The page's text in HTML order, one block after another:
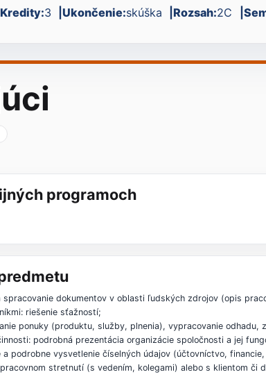
Kredity:3 Ukončenie:skúška Rozsah:2C
programoch
spracovanie dokumentov v oblasti ľudských zdrojov (opis
riešenie sťažností;
ponuky (produktu, služby, plnenia), vypracovanie
podrobná prezentácia organizácie spoločnosti a jej
a podrobne vysvetlenie číselných údajov (účtovníctvo,
stretnutí (s vedením, kolegami) alebo s klientom či